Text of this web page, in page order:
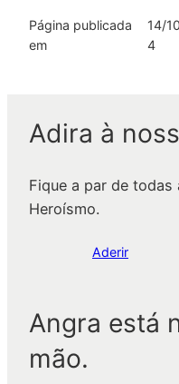
Página publicada
em
14/
4
Adira à
Fique a par de
Heroísmo.
Aderir
Angra está
mão.